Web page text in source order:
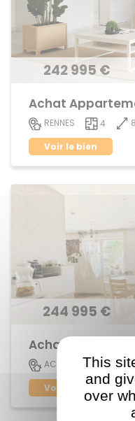
242 995 €
RENNES 4
Voir le bien
244 995 €
ACIGNE 4
Voir le bien
This
and
over